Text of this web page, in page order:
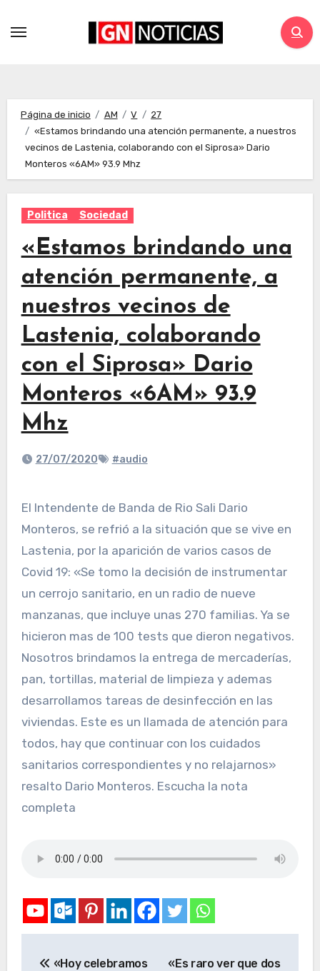
Página de inicio AM V
27
«Estamos brindando una atención permanente, a nuestros
vecinos de Lastenia, colaborando con el Siprosa» Dario
Monteros «6AM» 93.9 Mhz
Politica Sociedad
«Estamos brindando una
atención permanente, a
nuestros vecinos de
Lastenia, colaborando
con el Siprosa» Dario
Monteros «6AM» 93.9
Mhz
27/07/2020 #audio
El Intendente de Banda de Rio Sali Dario
Monteros, se refrió a la situación que se vive en
Lastenia, por la aparición de varios casos de
Covid 19: «Se tomo la decisión de instrumentar
un cerrojo sanitario, en un radio de nueve
manzanas, que incluye unas 270 familias. Ya se
hicieron mas de 100 tests que dieron negativos.
Nosotros brindamos la entrega de mercaderías,
pan, tortillas, material de limpieza y ademas
desarrollamos tareas de desinfección en las
viviendas. Este es un llamada de atención para
todos, hay que continuar con los cuidados
sanitarios correspondientes y no relajarnos»
resalto Dario Monteros. Escucha la nota
completa
«Hoy celebramos
«Es raro ver que dos